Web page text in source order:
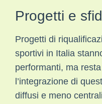
Progetti e
Progetti di
sportivi in Italia
performanti, ma
l’integrazione di
diffusi e meno